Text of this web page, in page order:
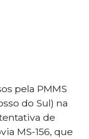
pela PMMS
do Sul) na
de
MS-156, que